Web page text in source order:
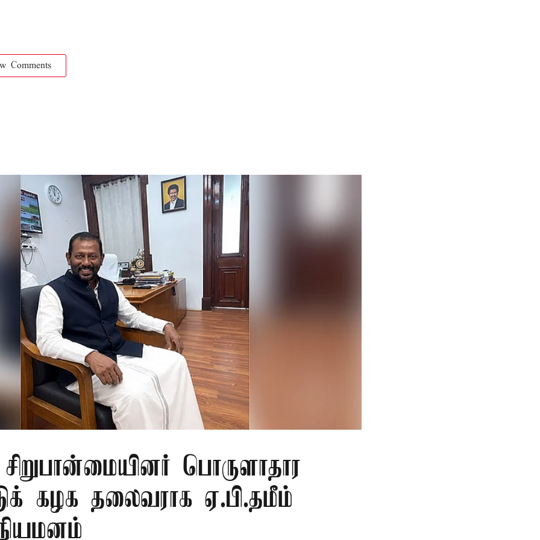
Comments
சிறுபான்மையினர் பொருளாதார
கழக தலைவராக ஏ.பி.தமீம்